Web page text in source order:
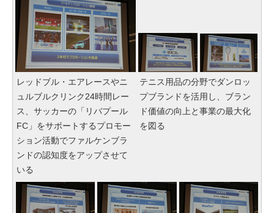
レッドブル・エアレースやニ
ュルブルクリンク24時間レー
ス、サッカーの「リバプール
FC」をサポートするプロモー
ション活動でファルケンブラ
ンドの認知度をアップさせて
いる
テニス用品の分野でダンロッ
プブランドを活用し、ブラン
ド価値の向上と事業の最大化
を図る